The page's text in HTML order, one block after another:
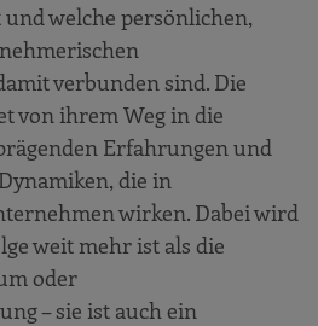
welche persönlichen,
verbunden sind. Die
von ihrem Weg in die
Erfahrungen und
die in
wirken. Dabei wird
weit mehr ist als die
oder
– sie ist auch ein